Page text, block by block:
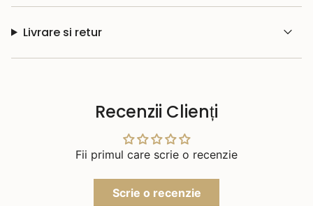
Livrare si retur
Recenzii Clienți
Fii primul care scrie o recenzie
Scrie o recenzie